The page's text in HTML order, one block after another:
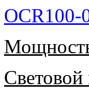
OCR100-
Световой